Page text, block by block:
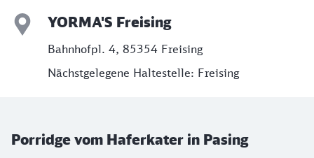
YORMA'S Freising
Bahnhofpl. 4, 85354 Freising
Nächstgelegene Haltestelle: Freising
Porridge vom Haferkater in Pasing